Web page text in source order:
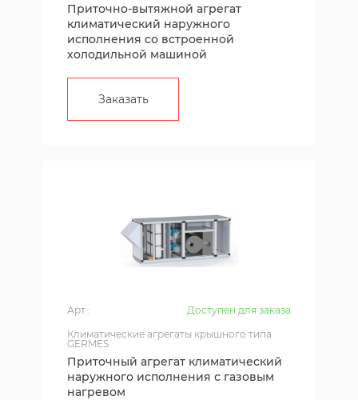
Приточно-вытяжной агрегат
климатический наружного
исполнения со встроенной
холодильной машиной
Заказать
Арт.:
Доступен для заказа
Климатические агрегаты крышного типа
GERMES
Приточный агрегат климатический
наружного исполнения с газовым
нагревом